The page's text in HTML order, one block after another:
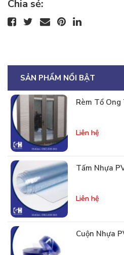
Chia sẻ:
SẢN PHẨM NỔI BẬT
Rèm Tổ Ong
Liên hệ
Tấm Nhựa
Liên hệ
Cuộn Nhựa